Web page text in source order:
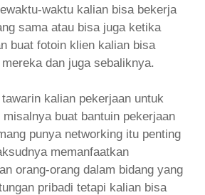
waktu kalian bisa bekerja
sama atau bisa juga ketika
buat fotoin klien kalian bisa
dan juga sebaliknya.
kalian pekerjaan untuk
buat bantuin pekerjaan
punya networking itu penting
memanfaatkan
orang-orang dalam bidang yang
pribadi tetapi kalian bisa